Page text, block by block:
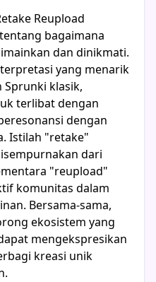
Reupload
bagaimana
dan dinikmati.
yang menarik
klasik,
terlibat dengan
dengan
Istilah "retake"
dari
"reupload"
komunitas dalam
Bersama-sama,
ekosistem yang
mengekspresikan
kreasi unik